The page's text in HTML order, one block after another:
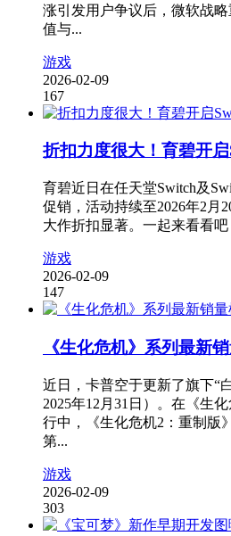
涨引发用户争议后，微软战
值与...
游戏
2026-02-09
167
折扣力度很大！育碧开启
育碧近日在任天堂Switch及
促销，活动持续至2026年2月
大作折扣显著。一起来看看吧
游戏
2026-02-09
147
《生化危机》系列最新
近日，卡普空于更新了旗下“
2025年12月31日）。在《生
行中，《生化危机2：重制版
第...
游戏
2026-02-09
303